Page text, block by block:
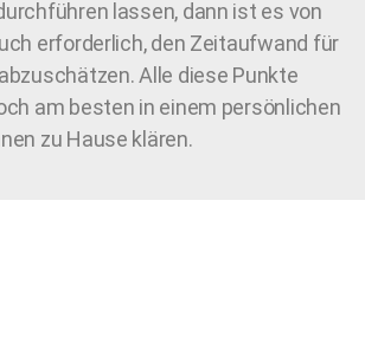
lassen, dann ist es von
erforderlich, den Zeitaufwand für
Alle diese Punkte
am besten in einem persönlichen
zu Hause klären.